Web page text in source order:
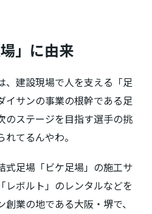
」に由来
、建設現場で人を支える「足
イサンの事業の根幹である足
のステージを目指す選手の挑
てるんやわ。
式足場「ビケ足場」の施工サ
レボルト」のレンタルなどを
業の地である大阪・堺で、